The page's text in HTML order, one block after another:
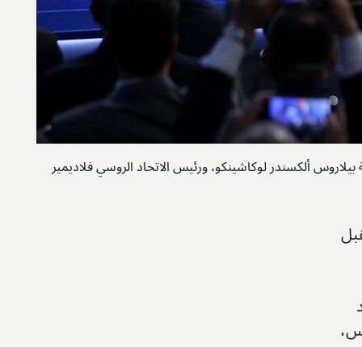
ألكسندر لوكاشينكو، ورئيس الاتحاد الروسي فلاديمير